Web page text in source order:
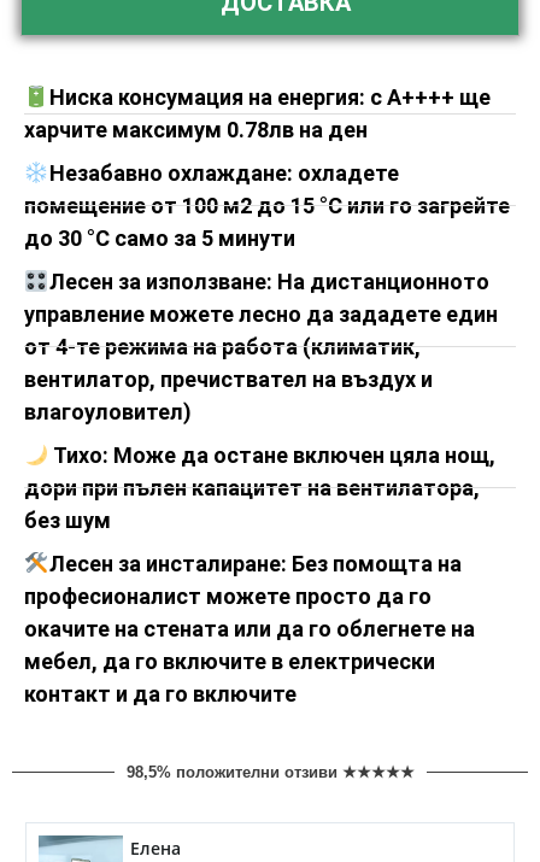
Ниска консумация на енергия: с A++++ ще
харчите максимум 0.78лв на ден
Незабавно охлаждане: охладете
помещение от 100 м2 до 15 °C или го загрейте
до 30 °C само за 5 минути
Лесен за използване: На дистанционното
управление можете лесно да зададете един
от 4-те режима на работа (климатик,
вентилатор, пречиствател на въздух и
влагоуловител)
Тихо: Може да остане включен цяла нощ,
дори при пълен капацитет на вентилатора,
без шум
Лесен за инсталиране: Без помощта на
професионалист можете просто да го
окачите на стената или да го облегнете на
мебел, да го включите в електрически
контакт и да го включите
98,5% положителни отзиви ★★★★★
Елена